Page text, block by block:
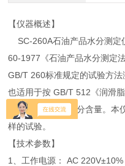
【仪器概述】
SC-260A石油产品水分测定
60-1977《石油产品水分测定
GB/T 260标准规定的试验方
也适用于按 GB/T 512《润滑
测定润滑脂中的水分含量。
样的试验。
【技术参数】
1、工作电源： AC 220V±10%